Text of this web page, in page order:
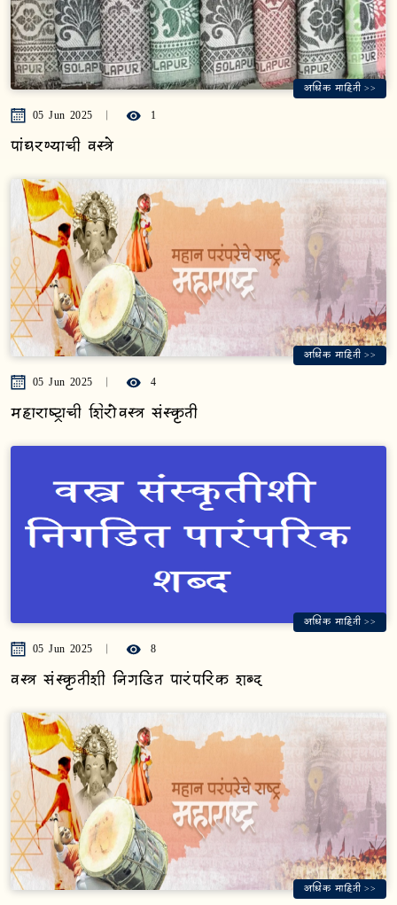
अधिक माहिती >>
05 Jun 2025 1
पांघरण्याची वस्त्रे
अधिक माहिती >>
05 Jun 2025 4
महाराष्ट्राची शिरोवस्त्र संस्कृती
अधिक माहिती >>
05 Jun 2025 8
वस्त्र संस्कृतीशी निगडित पारंपरिक शब्द
अधिक माहिती >>